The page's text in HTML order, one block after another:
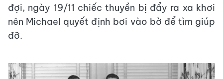
đợi, ngày 19/11 chiếc thuyền bị đẩy ra xa khơi
nên Michael quyết định bơi vào bờ để tìm giúp
đỡ.